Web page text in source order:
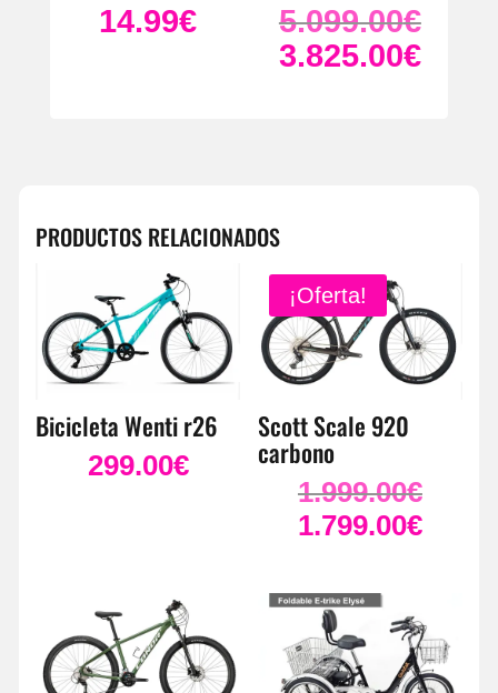
14.99€
5.099.00€El
precio
3.825.00€El
PRODUCTOS RELACIONADOS
Bicicleta Wenti r26
299.00€
¡Oferta!
Scott Scale 920
carbono
1.999.00€El
precio
1.799.00€El